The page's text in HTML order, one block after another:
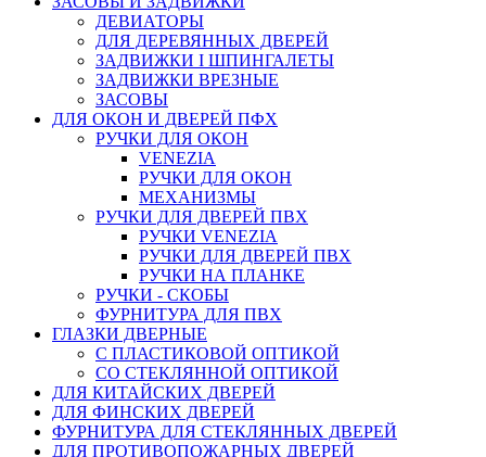
ДЕВИАТОРЫ
ДЛЯ ДЕРЕВЯННЫХ ДВЕРЕЙ
ЗАДВИЖКИ I ШПИНГАЛЕТЫ
ЗАДВИЖКИ ВРЕЗНЫЕ
ЗАСОВЫ
ДЛЯ ОКОН И ДВЕРЕЙ ПФХ
РУЧКИ ДЛЯ ОКОН
VENEZIA
РУЧКИ ДЛЯ ОКОН
МЕХАНИЗМЫ
РУЧКИ ДЛЯ ДВЕРЕЙ ПВХ
РУЧКИ VENEZIA
РУЧКИ ДЛЯ ДВЕРЕЙ ПВХ
РУЧКИ НА ПЛАНКЕ
РУЧКИ - СКОБЫ
ФУРНИТУРА ДЛЯ ПВХ
ГЛАЗКИ ДВЕРНЫЕ
С ПЛАСТИКОВОЙ ОПТИКОЙ
СО СТЕКЛЯННОЙ ОПТИКОЙ
ДЛЯ КИТАЙСКИХ ДВЕРЕЙ
ДЛЯ ФИНСКИХ ДВЕРЕЙ
ФУРНИТУРА ДЛЯ СТЕКЛЯННЫХ ДВЕРЕЙ
ДЛЯ ПРОТИВОПОЖАРНЫХ ДВЕРЕЙ